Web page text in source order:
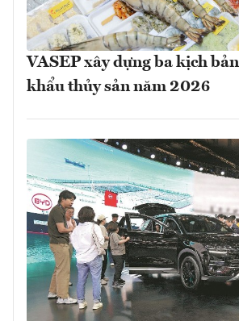
VASEP xây dựng ba kịch
khẩu thủy sản năm 2026